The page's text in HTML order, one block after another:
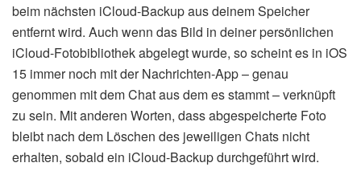
beim nächsten iCloud-Backup aus deinem Speicher
entfernt wird. Auch wenn das Bild in deiner persönlichen
iCloud-Fotobibliothek abgelegt wurde, so scheint es in iOS
15 immer noch mit der Nachrichten-App – genau
genommen mit dem Chat aus dem es stammt – verknüpft
zu sein. Mit anderen Worten, dass abgespeicherte Foto
bleibt nach dem Löschen des jeweiligen Chats nicht
erhalten, sobald ein iCloud-Backup durchgeführt wird.